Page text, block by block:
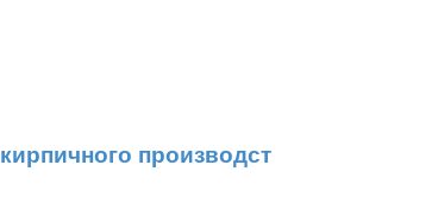
производст